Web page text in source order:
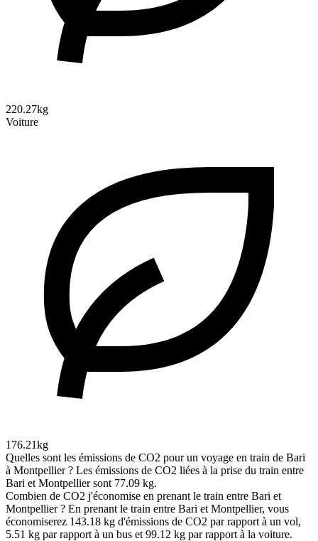
220.27kg
Voiture
176.21kg
Quelles sont les émissions de CO2 pour un voyage en train de Bari
à Montpellier ? Les émissions de CO2 liées à la prise du train entre
Bari et Montpellier sont 77.09 kg.
Combien de CO2 j'économise en prenant le train entre Bari et
Montpellier ? En prenant le train entre Bari et Montpellier, vous
économiserez 143.18 kg d'émissions de CO2 par rapport à un vol,
5.51 kg par rapport à un bus et 99.12 kg par rapport à la voiture.